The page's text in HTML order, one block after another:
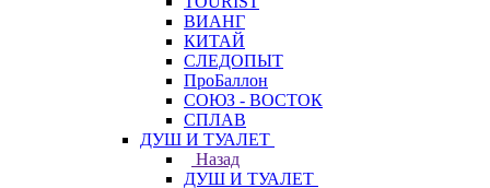
ВИАНГ
КИТАЙ
СЛЕДОПЫТ
ПроБаллон
СОЮЗ - ВОСТОК
СПЛАВ
ДУШ И ТУАЛЕТ
Назад
ДУШ И ТУАЛЕТ